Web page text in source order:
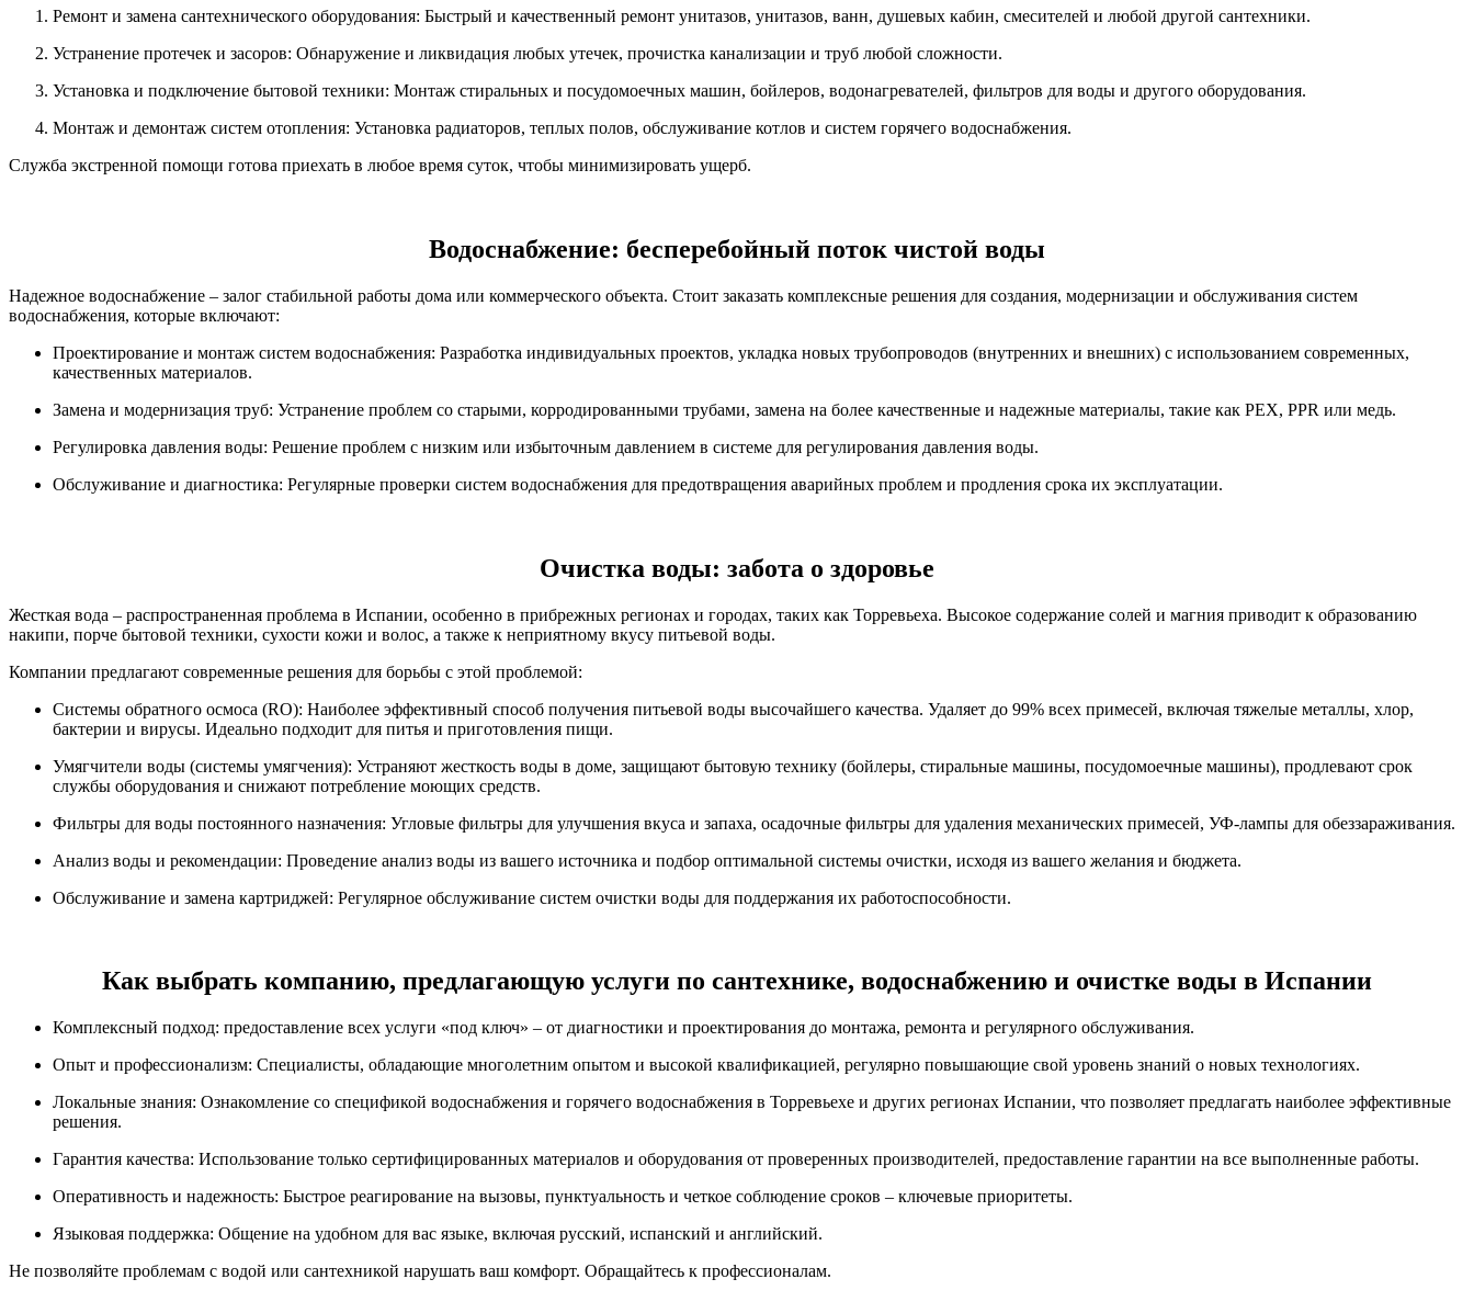
Ремонт и замена сантехнического оборудования: Быстрый и качественный ремонт унитазов, унитазов, ванн, душевых кабин, смесителей и любой другой сантехники.
Устранение протечек и засоров: Обнаружение и ликвидация любых утечек, прочистка канализации и труб любой сложности.
Установка и подключение бытовой техники: Монтаж стиральных и посудомоечных машин, бойлеров, водонагревателей, фильтров для воды и другого оборудования.
Монтаж и демонтаж систем отопления: Установка радиаторов, теплых полов, обслуживание котлов и систем горячего водоснабжения.
Служба экстренной помощи готова приехать в любое время суток, чтобы минимизировать ущерб.
Водоснабжение: бесперебойный поток чистой воды
Надежное водоснабжение – залог стабильной работы дома или коммерческого объекта. Стоит заказать комплексные решения для создания, модернизации и обслуживания систем
водоснабжения, которые включают:
Проектирование и монтаж систем водоснабжения: Разработка индивидуальных проектов, укладка новых трубопроводов (внутренних и внешних) с использованием современных,
качественных материалов.
Замена и модернизация труб: Устранение проблем со старыми, корродированными трубами, замена на более качественные и надежные материалы, такие как PEX, PPR или медь.
Регулировка давления воды: Решение проблем с низким или избыточным давлением в системе для регулирования давления воды.
Обслуживание и диагностика: Регулярные проверки систем водоснабжения для предотвращения аварийных проблем и продления срока их эксплуатации.
Очистка воды: забота о здоровье
Жесткая вода – распространенная проблема в Испании, особенно в прибрежных регионах и городах, таких как Торревьеха. Высокое содержание солей и магния приводит к образованию
накипи, порче бытовой техники, сухости кожи и волос, а также к неприятному вкусу питьевой воды.
Компании предлагают современные решения для борьбы с этой проблемой:
Системы обратного осмоса (RO): Наиболее эффективный способ получения питьевой воды высочайшего качества. Удаляет до 99% всех примесей, включая тяжелые металлы, хлор,
бактерии и вирусы. Идеально подходит для питья и приготовления пищи.
Умягчители воды (системы умягчения): Устраняют жесткость воды в доме, защищают бытовую технику (бойлеры, стиральные машины, посудомоечные машины), продлевают срок
службы оборудования и снижают потребление моющих средств.
Фильтры для воды постоянного назначения: Угловые фильтры для улучшения вкуса и запаха, осадочные фильтры для удаления механических примесей, УФ-лампы для обеззараживания.
Анализ воды и рекомендации: Проведение анализ воды из вашего источника и подбор оптимальной системы очистки, исходя из вашего желания и бюджета.
Обслуживание и замена картриджей: Регулярное обслуживание систем очистки воды для поддержания их работоспособности.
Как выбрать компанию, предлагающую услуги по сантехнике, водоснабжению и очистке воды в Испании
Комплексный подход: предоставление всех услуги «под ключ» – от диагностики и проектирования до монтажа, ремонта и регулярного обслуживания.
Опыт и профессионализм: Специалисты, обладающие многолетним опытом и высокой квалификацией, регулярно повышающие свой уровень знаний о новых технологиях.
Локальные знания: Ознакомление со спецификой водоснабжения и горячего водоснабжения в Торревьехе и других регионах Испании, что позволяет предлагать наиболее эффективные
решения.
Гарантия качества: Использование только сертифицированных материалов и оборудования от проверенных производителей, предоставление гарантии на все выполненные работы.
Оперативность и надежность: Быстрое реагирование на вызовы, пунктуальность и четкое соблюдение сроков – ключевые приоритеты.
Языковая поддержка: Общение на удобном для вас языке, включая русский, испанский и английский.
Не позволяйте проблемам с водой или сантехникой нарушать ваш комфорт. Обращайтесь к профессионалам.